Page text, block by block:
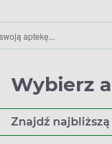
Wybierz
Znajdź